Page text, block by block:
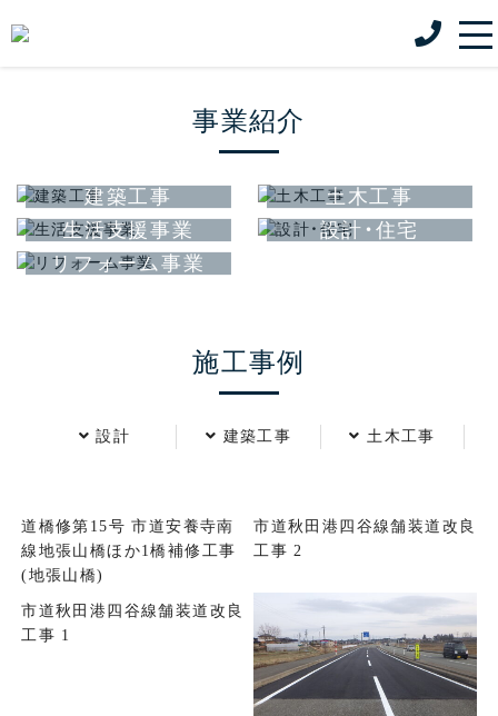
事業紹介
建築工事
土木工事
生活支援事業
設計・住宅
リフォーム事業
施工事例
設計 建築工事 土木工事
道橋修第15号 市道安養寺南
線地張山橋ほか1橋補修工事
(地張山橋)
市道秋田港四谷線舗装道改良
工事 2
市道秋田港四谷線舗装道改良
工事 1